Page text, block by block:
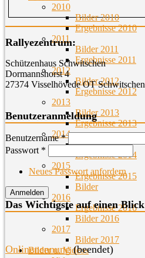
2010
Bilder 2010
Ergebnisse 2010
2011
Bilder 2011
Ergebnisse 2011
2012
Bilder 2012
Ergebnisse 2012
2013
Bilder 2013
Ergebnisse 2013
2014
Bilder
Ergebnisse 2014
2015
Ergebnisse 2015
Bilder
2016
Ergebnisse 2016
Bilder 2016
2017
Bilder 2017
Bilder u. Videos
Rallyezentrum:
Schützenhaus Schwitschen
Dormannshorst 4
27374 Visselhövede OT Schwitschen
Benutzeranmeldung
Benutzername*
Passwort *
Neues Passwort anfordern
Das Wichtigste auf einen Blick
Onlinenennung(beendet)